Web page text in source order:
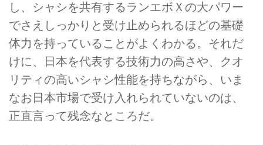
し、シャシを共有するランエボＸの大パワー
でさえしっかりと受け止められるほどの基礎
体力を持っていることがよくわかる。それだ
けに、日本を代表する技術力の高さや、クオ
リティの高いシャシ性能を持ちながら、いま
なお日本市場で受け入れられていないのは、
正直言って残念なところだ。